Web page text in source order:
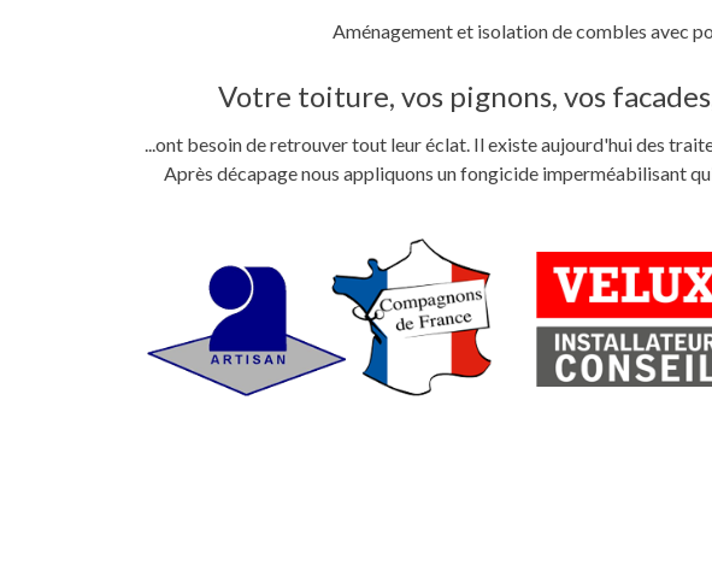
Aménagement et isolation de combles avec
Votre toiture, vos pignons, vos
...ont besoin de retrouver tout leur éclat. Il existe aujourd'hui des
Après décapage nous appliquons un fongicide imperméabilisant